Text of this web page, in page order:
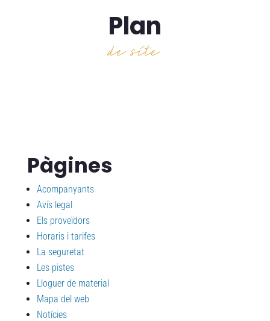
Plan
de site
Pàgines
Acompanyants
Avís legal
Els proveïdors
Horaris i tarifes
La seguretat
Les pistes
Lloguer de material
Mapa del web
Notícies